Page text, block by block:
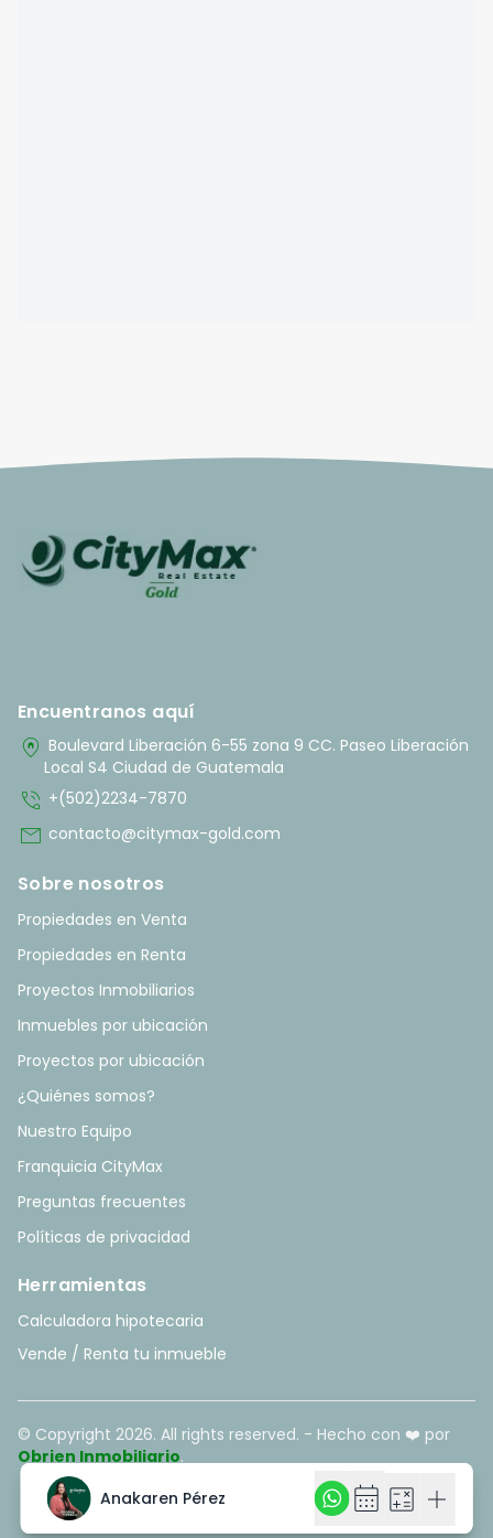
Anakaren Pérez calendar_month calculate add
Anakaren Pérez calendar_month calculate add
Encuentranos aquí
home_pin Boulevard Liberación 6-55 zona 9 CC. Paseo Liberación
Local S4 Ciudad de Guatemala
phone_in_talk +(502)2234-7870
mail contacto@citymax-gold.com
Sobre nosotros
Propiedades en Venta
Propiedades en Renta
Proyectos Inmobiliarios
Inmuebles por ubicación
Proyectos por ubicación
¿Quiénes somos?
Nuestro Equipo
Franquicia CityMax
Preguntas frecuentes
Políticas de privacidad
Herramientas
Calculadora hipotecaria
Vende / Renta tu inmueble
© Copyright 2026. All rights reserved. - Hecho con ❤️ por
Obrien Inmobiliario.